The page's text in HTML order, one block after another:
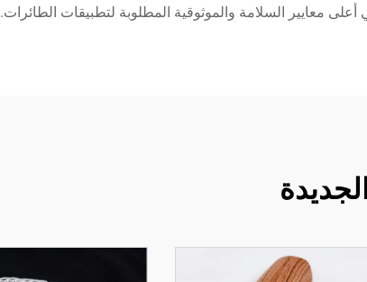
معايير السلامة والموثوقية المطلوبة لتطبيقات الطائرات.